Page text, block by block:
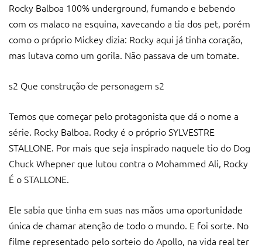
Rocky Balboa 100% underground, fumando e bebendo
com os malaco na esquina, xavecando a tia dos pet, porém
como o próprio Mickey dizia: Rocky aqui já tinha coração,
mas lutava como um gorila. Não passava de um tomate.
s2 Que construção de personagem s2
Temos que começar pelo protagonista que dá o nome a
série. Rocky Balboa. Rocky é o próprio SYLVESTRE
STALLONE. Por mais que seja inspirado naquele tio do Dog
Chuck Whepner que lutou contra o Mohammed Ali, Rocky
É o STALLONE.
Ele sabia que tinha em suas nas mãos uma oportunidade
única de chamar atenção de todo o mundo. E foi sorte. No
filme representado pelo sorteio do Apollo, na vida real ter